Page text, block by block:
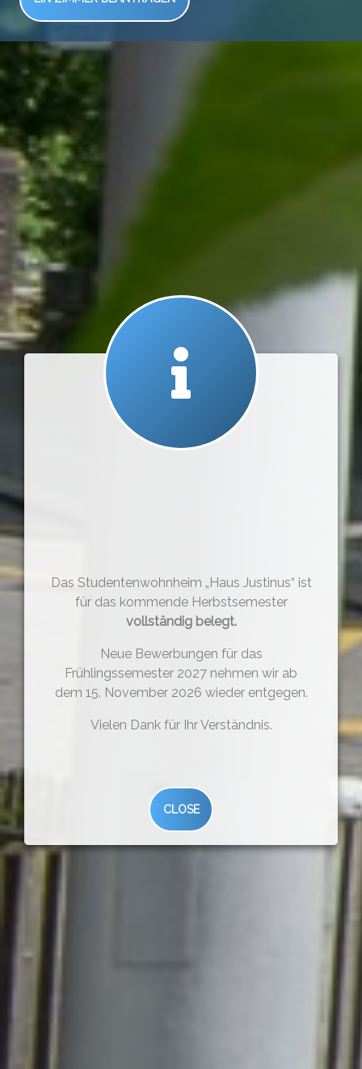
Das Studentenwohnheim „Haus Justinus“ ist
für das kommende Herbstsemester
vollständig belegt.
Neue Bewerbungen für das
Frühlingssemester 2027 nehmen wir ab
dem 15. November 2026 wieder entgegen.
Vielen Dank für Ihr Verständnis.
CLOSE